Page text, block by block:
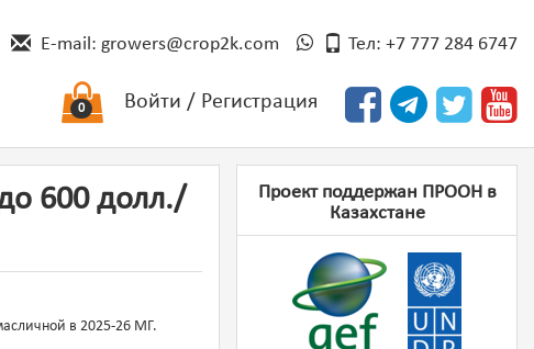
E-mail: growers@crop2k.com Тел: +7 777 284 6747
Войти / Регистрация
0
600 долл./
в 2025-26 МГ.
Проект поддержан ПРООН в
Казахстане